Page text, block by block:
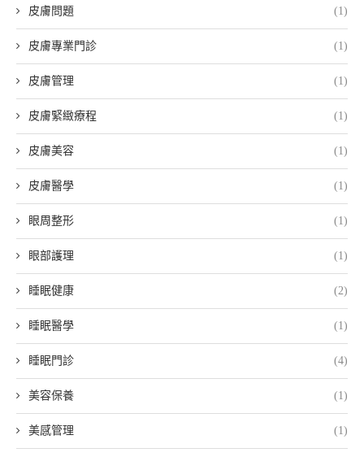
皮膚問題 (1)
皮膚專業門診 (1)
皮膚管理 (1)
皮膚緊緻療程 (1)
皮膚美容 (1)
皮膚醫學 (1)
眼周整形 (1)
眼部護理 (1)
睡眠健康 (2)
睡眠醫學 (1)
睡眠門診 (4)
美容保養 (1)
美感管理 (1)